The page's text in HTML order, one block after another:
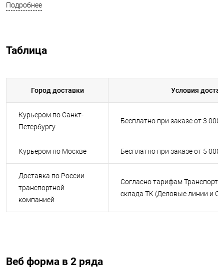
Подробнее
Таблица
Город доставки Условия
Курьером по Санкт-
Петербургу
Бесплатно при заказе от 3 000
Курьером по Москве Бесплатно при заказе от 5 000
Доставка по России
транспортной
компанией
Согласно тарифам
склада ТК (Деловые линии и
Веб форма в 2 ряда